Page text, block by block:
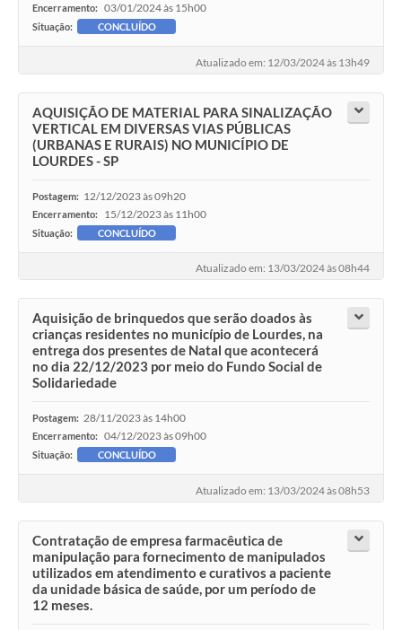
Encerramento: 03/01/2024 às 15h00
Situação: CONCLUÍDO
Atualizado em: 12/03/2024 às 13h49
AQUISIÇÃO DE MATERIAL PARA SINALIZAÇÃO
VERTICAL EM DIVERSAS VIAS PÚBLICAS
(URBANAS E RURAIS) NO MUNICÍPIO DE
LOURDES - SP
Postagem: 12/12/2023 às 09h20
Encerramento: 15/12/2023 às 11h00
Situação: CONCLUÍDO
Atualizado em: 13/03/2024 às 08h44
Aquisição de brinquedos que serão doados às
crianças residentes no município de Lourdes, na
entrega dos presentes de Natal que acontecerá
no dia 22/12/2023 por meio do Fundo Social de
Solidariedade
Postagem: 28/11/2023 às 14h00
Encerramento: 04/12/2023 às 09h00
Situação: CONCLUÍDO
Atualizado em: 13/03/2024 às 08h53
Contratação de empresa farmacêutica de
manipulação para fornecimento de manipulados
utilizados em atendimento e curativos a paciente
da unidade básica de saúde, por um período de
12 meses.